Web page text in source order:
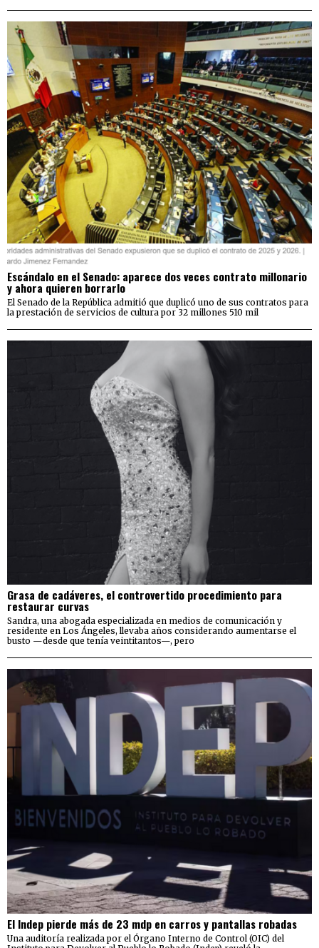
Escándalo en el Senado: aparece dos veces contrato millonario
y ahora quieren borrarlo
El Senado de la República admitió que duplicó uno de sus contratos para
la prestación de servicios de cultura por 32 millones 510 mil
Grasa de cadáveres, el controvertido procedimiento para
restaurar curvas
Sandra, una abogada especializada en medios de comunicación y
residente en Los Ángeles, llevaba años considerando aumentarse el
busto —desde que tenía veintitantos—, pero
El Indep pierde más de 23 mdp en carros y pantallas robadas
Una auditoría realizada por el Órgano Interno de Control (OIC) del